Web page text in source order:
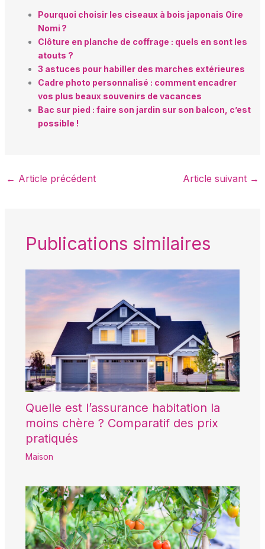
Pourquoi choisir les ciseaux à bois japonais Oire
Nomi ?
Clôture en planche de coffrage : quels en sont les
atouts ?
3 astuces pour habiller des marches extérieures
Cadre photo personnalisé : comment encadrer
vos plus beaux souvenirs de vacances
Bac sur pied : faire son jardin sur son balcon, c’est
possible !
← Article précédent Article suivant →
Publications similaires
Quelle est l’assurance habitation la
moins chère ? Comparatif des prix
pratiqués
Maison